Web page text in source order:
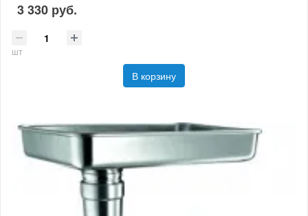
3 330 руб.
шт
В корзину